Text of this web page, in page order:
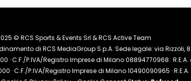
© RCS Sports & Events Srl & RCS Active Team
di RCS MediaGroup S.p.A. Sede legale: via Rizzoli, 8
· C.F./P.IVA/Registro Imprese di Milano 08894770968 · R.E.A.
· C.F./P.IVA/Registro Imprese di Milano 10490090965 ·